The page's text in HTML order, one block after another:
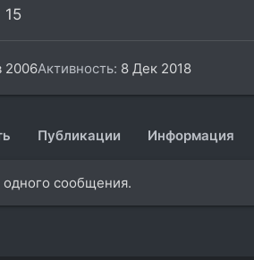
15
2006Активность 8 Дек 2018
Публикации Информация
одного сообщения.